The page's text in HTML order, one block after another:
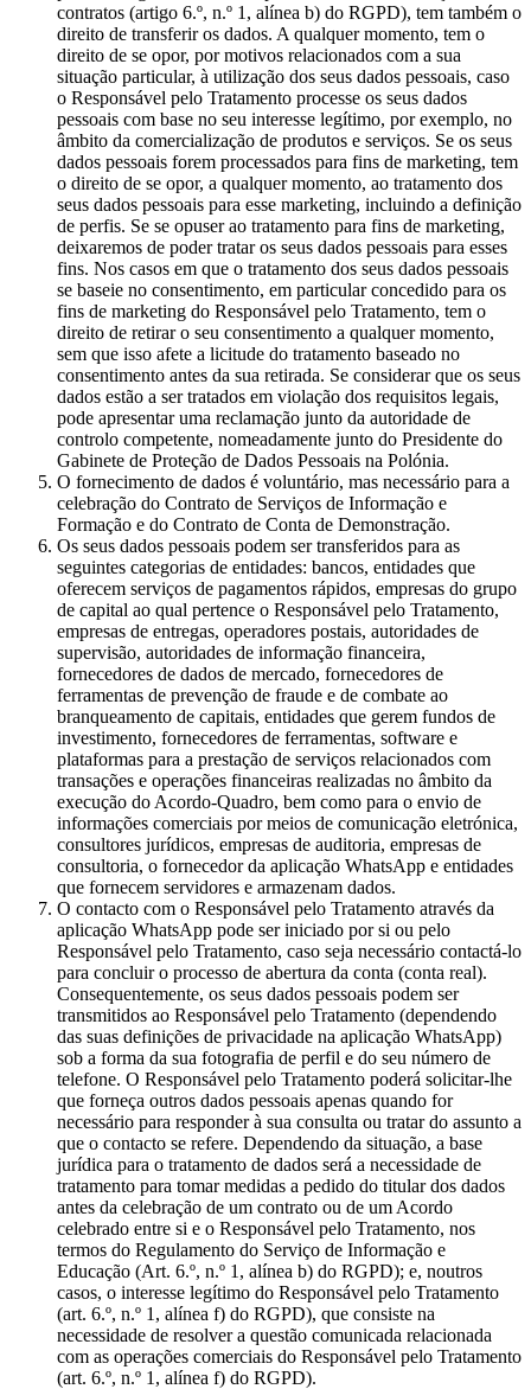
contratos (artigo 6.º, n.º 1, alínea b) do RGPD), tem também o
direito de transferir os dados. A qualquer momento, tem o
direito de se opor, por motivos relacionados com a sua
situação particular, à utilização dos seus dados pessoais, caso
o Responsável pelo Tratamento processe os seus dados
pessoais com base no seu interesse legítimo, por exemplo, no
âmbito da comercialização de produtos e serviços. Se os seus
dados pessoais forem processados para fins de marketing, tem
o direito de se opor, a qualquer momento, ao tratamento dos
seus dados pessoais para esse marketing, incluindo a definição
de perfis. Se se opuser ao tratamento para fins de marketing,
deixaremos de poder tratar os seus dados pessoais para esses
fins. Nos casos em que o tratamento dos seus dados pessoais
se baseie no consentimento, em particular concedido para os
fins de marketing do Responsável pelo Tratamento, tem o
direito de retirar o seu consentimento a qualquer momento,
sem que isso afete a licitude do tratamento baseado no
consentimento antes da sua retirada. Se considerar que os seus
dados estão a ser tratados em violação dos requisitos legais,
pode apresentar uma reclamação junto da autoridade de
controlo competente, nomeadamente junto do Presidente do
Gabinete de Proteção de Dados Pessoais na Polónia.
O fornecimento de dados é voluntário, mas necessário para a
celebração do Contrato de Serviços de Informação e
Formação e do Contrato de Conta de Demonstração.
Os seus dados pessoais podem ser transferidos para as
seguintes categorias de entidades: bancos, entidades que
oferecem serviços de pagamentos rápidos, empresas do grupo
de capital ao qual pertence o Responsável pelo Tratamento,
empresas de entregas, operadores postais, autoridades de
supervisão, autoridades de informação financeira,
fornecedores de dados de mercado, fornecedores de
ferramentas de prevenção de fraude e de combate ao
branqueamento de capitais, entidades que gerem fundos de
investimento, fornecedores de ferramentas, software e
plataformas para a prestação de serviços relacionados com
transações e operações financeiras realizadas no âmbito da
execução do Acordo-Quadro, bem como para o envio de
informações comerciais por meios de comunicação eletrónica,
consultores jurídicos, empresas de auditoria, empresas de
consultoria, o fornecedor da aplicação WhatsApp e entidades
que fornecem servidores e armazenam dados.
O contacto com o Responsável pelo Tratamento através da
aplicação WhatsApp pode ser iniciado por si ou pelo
Responsável pelo Tratamento, caso seja necessário contactá-lo
para concluir o processo de abertura da conta (conta real).
Consequentemente, os seus dados pessoais podem ser
transmitidos ao Responsável pelo Tratamento (dependendo
das suas definições de privacidade na aplicação WhatsApp)
sob a forma da sua fotografia de perfil e do seu número de
telefone. O Responsável pelo Tratamento poderá solicitar-lhe
que forneça outros dados pessoais apenas quando for
necessário para responder à sua consulta ou tratar do assunto a
que o contacto se refere. Dependendo da situação, a base
jurídica para o tratamento de dados será a necessidade de
tratamento para tomar medidas a pedido do titular dos dados
antes da celebração de um contrato ou de um Acordo
celebrado entre si e o Responsável pelo Tratamento, nos
termos do Regulamento do Serviço de Informação e
Educação (Art. 6.º, n.º 1, alínea b) do RGPD); e, noutros
casos, o interesse legítimo do Responsável pelo Tratamento
(art. 6.º, n.º 1, alínea f) do RGPD), que consiste na
necessidade de resolver a questão comunicada relacionada
com as operações comerciais do Responsável pelo Tratamento
(art. 6.º, n.º 1, alínea f) do RGPD).